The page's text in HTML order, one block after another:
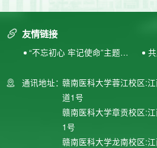
友情链接
“不忘初心 牢记使命”主题教
通讯地址：赣南医科大学蓉江校区:
道1号
赣南医科大学章贡校区:
1号
赣南医科大学龙南校区: